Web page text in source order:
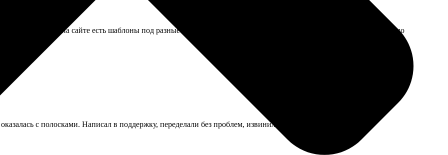
строгие, но на сайте есть шаблоны под разные страны. Приняли с первого раза, так что технически всё сделано
с полосками. Написал в поддержку, переделали без проблем, извинились. Исправили.